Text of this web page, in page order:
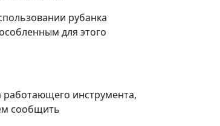
рубанка
для этого
инструмента,
сообщить